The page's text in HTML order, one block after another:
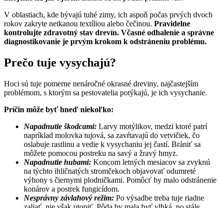
V oblastiach, kde bývajú tuhé zimy, ich aspoň počas prvých dvoch
rokov zakryte netkanou textíliou alebo čečinou. Pravidelne
kontrolujte zdravotný stav drevín. Včasné odhalenie a správne
diagnostikovanie je prvým krokom k odstráneniu problému.
Prečo tuje vysychajú?
Hoci sú tuje pomerne nenáročné okrasné dreviny, najčastejším
problémom, s ktorým sa pestovatelia potýkajú, je ich vysychanie.
Príčin môže byť hneď niekoľko:
Napadnutie škodcami: Larvy motýlikov, medzi ktoré patrí
napríklad molovka tujová, sa zavŕtavajú do vetvičiek, čo
oslabuje rastlinu a vedie k vysychaniu jej častí. Brániť sa
môžete pomocou postreku na savý a žravý hmyz.
Napadnutie hubami: Koncom letných mesiacov sa zvyknú
na týchto ihličnatých stromčekoch objavovať odumreté
výhony s čiernymi plodničkami. Pomôcť by malo odstránenie
konárov a postrek fungicídom.
Nesprávny závlahový režim: Po výsadbe treba tuje riadne